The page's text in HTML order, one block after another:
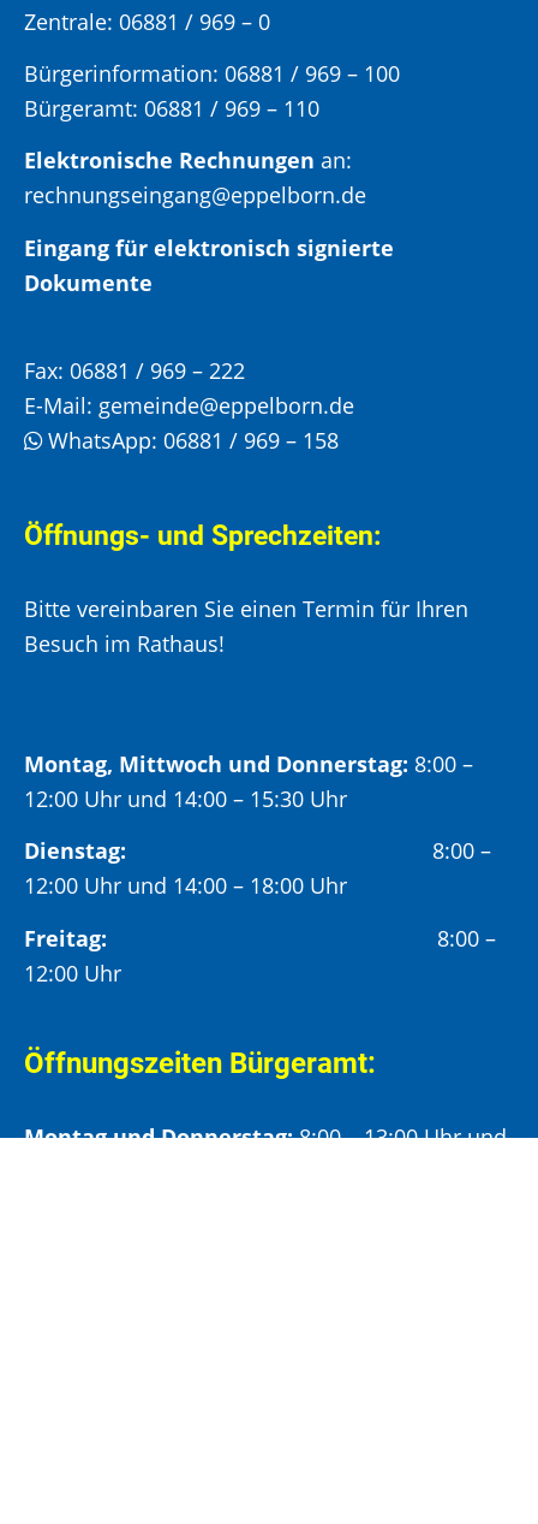
Zentrale: 06881 / 969 – 0
Bürgerinformation: 06881 / 969 – 100
Bürgeramt: 06881 / 969 – 110
Elektronische Rechnungen an:
rechnungseingang@eppelborn.de
Eingang für elektronisch signierte
Dokumente
Fax: 06881 / 969 – 222
E-Mail: gemeinde@eppelborn.de
WhatsApp: 06881 / 969 – 158
Öffnungs- und Sprechzeiten:
Bitte vereinbaren Sie einen Termin für Ihren
Besuch im Rathaus!
Montag, Mittwoch und Donnerstag: 8:00 –
12:00 Uhr und 14:00 – 15:30 Uhr
Dienstag: 8:00 –
12:00 Uhr und 14:00 – 18:00 Uhr
Freitag:
8:00 –
12:00 Uhr
Öffnungszeiten Bürgeramt:
Montag und Donnerstag:8:00 – 13:00 Uhr und